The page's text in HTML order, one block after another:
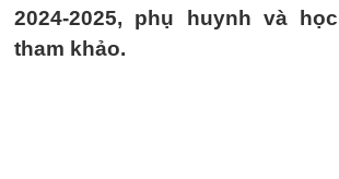
2024-2025, phụ huynh và
tham khảo.